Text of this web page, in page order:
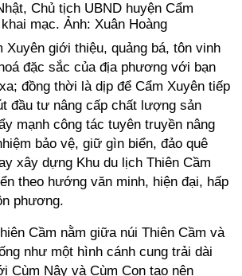
Chủ tịch UBND huyện Cẩm
mạc. Ảnh: Xuân Hoàng
Xuyên giới thiệu, quảng bá, tôn vinh
đặc sắc của địa phương với bạn
đồng thời là dịp để Cẩm Xuyên tiếp
đầu tư nâng cấp chất lượng sản
mạnh công tác tuyên truyền nâng
bảo vệ, giữ gìn biển, đảo quê
xây dựng Khu du lịch Thiên Cầm
theo hướng văn minh, hiện đại, hấp
phương.
Cầm nằm giữa núi Thiên Cầm và
như một hình cánh cung trải dài
Cùm Nậy và Cùm Con tạo nên